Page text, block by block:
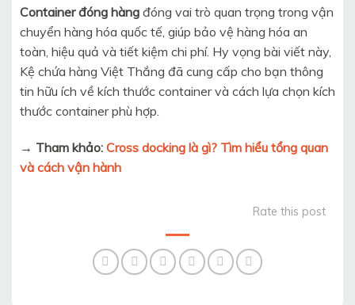
Container đóng hàng đóng vai trò quan trọng trong vận
chuyển hàng hóa quốc tế, giúp bảo vệ hàng hóa an
toàn, hiệu quả và tiết kiệm chi phí. Hy vọng bài viết này,
Kệ chứa hàng Việt Thắng đã cung cấp cho bạn thông
tin hữu ích về kích thước container và cách lựa chọn kích
thước container phù hợp.
→ Tham khảo: Cross docking là gì? Tìm hiểu tổng quan
và cách vận hành
Rate this post